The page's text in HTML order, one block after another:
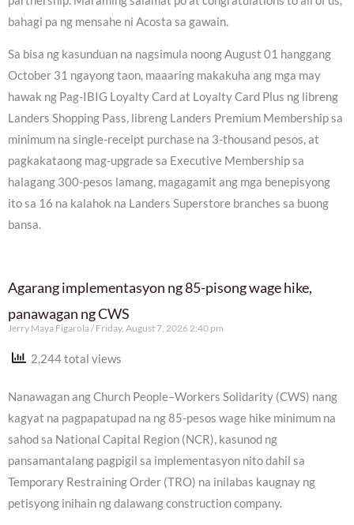
bahagi pa ng mensahe ni Acosta sa gawain.
Sa bisa ng kasunduan na nagsimula noong August 01 hanggang
October 31 ngayong taon, maaaring makakuha ang mga may
hawak ng Pag-IBIG Loyalty Card at Loyalty Card Plus ng libreng
Landers Shopping Pass, libreng Landers Premium Membership sa
minimum na single-receipt purchase na 3-thousand pesos, at
pagkakataong mag-upgrade sa Executive Membership sa
halagang 300-pesos lamang, magagamit ang mga benepisyong
ito sa 16 na kalahok na Landers Superstore branches sa buong
bansa.
Agarang implementasyon ng 85-pisong wage hike,
panawagan ng CWS
Jerry Maya Figarola Friday, August 7, 2026 2:40 pm
2,244 total views
Nanawagan ang Church People–Workers Solidarity (CWS) nang
kagyat na pagpapatupad na ng 85-pesos wage hike minimum na
sahod sa National Capital Region (NCR), kasunod ng
pansamantalang pagpigil sa implementasyon nito dahil sa
Temporary Restraining Order (TRO) na inilabas kaugnay ng
petisyong inihain ng dalawang construction company.